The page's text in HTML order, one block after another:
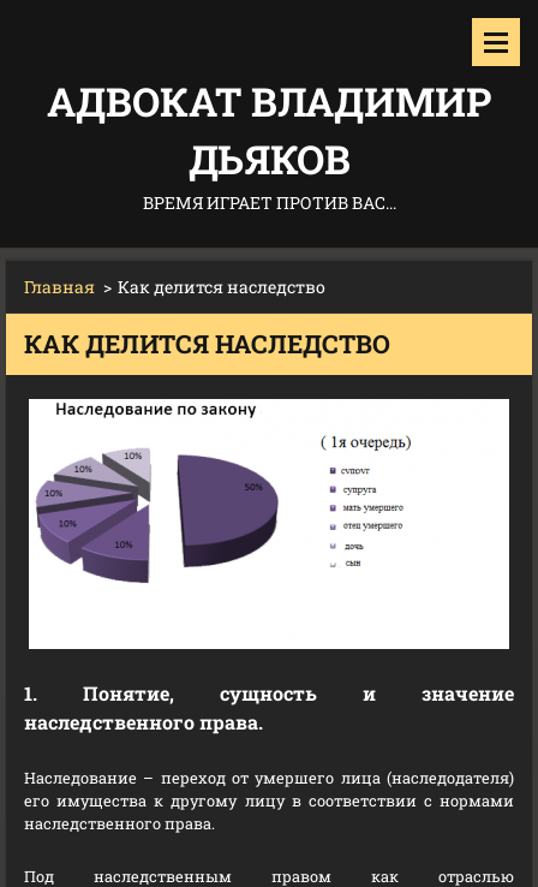
АДВОКАТ ВЛАДИМИР
ДЬЯКОВ
ВРЕМЯ ИГРАЕТ ПРОТИВ ВАС...
Главная > Как делится наследство
КАК ДЕЛИТСЯ НАСЛЕДСТВО
1. Понятие, сущность и значение
наследственного права.
Наследование – переход от умершего лица (наследодателя)
его имущества к другому лицу в соответствии с нормами
наследственного права.
Под наследственным правом как отраслью